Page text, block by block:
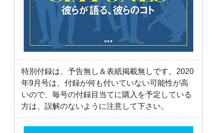
特別付録は、予告無し＆表紙掲載無しです。2020
年9月号は、付録が何も付いていない可能性が高
いので、毎号の付録目当てに購入を予定している
方は、誤解のないように注意して下さい。